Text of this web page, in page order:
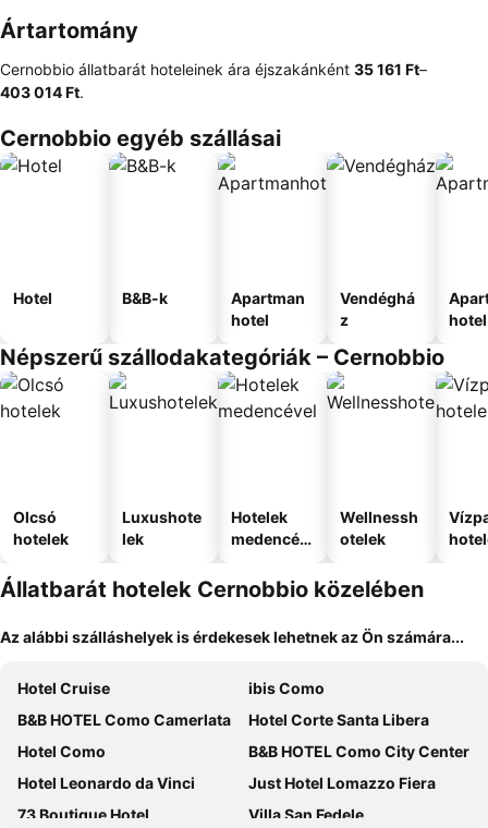
Ártartomány
Cernobbio állatbarát hoteleinek ára éjszakánként ‎35 161 Ft–
403 014 Ft.
Cernobbio egyéb szállásai
Hotel B&B-k
Apartman
hotel
Vendéghá
z
hotel
Népszerű szállodakategóriák – Cernobbio
Olcsó
hotelek
Luxushote
lek
Hotelek
medencév
Wellnessh
otelek
Állatbarát hotelek Cernobbio közelében
Az alábbi szálláshelyek is érdekesek lehetnek az Ön számára...
Hotel Cruise
ibis Como
B&B HOTEL Como Camerlata
Hotel Corte Santa Libera
Hotel Como
B&B HOTEL Como City Center
Hotel Leonardo da Vinci
Just Hotel Lomazzo Fiera
73 Boutique Hotel
Villa San Fedele